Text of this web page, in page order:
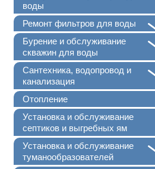
воды
+
Ремонт фильтров для воды
+
Бурение и обслуживание
скважин для воды
+
Сантехника, водопровод и
канализация
Отопление
Установка и обслуживание
септиков и выгребных ям
+
Установка и обслуживание
туманообразователей